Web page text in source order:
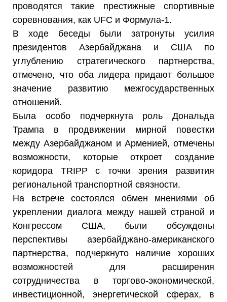
проводятся такие престижные спортивные
соревнования, как UFC и Формула-1.
В ходе беседы были затронуты усилия
президентов Азербайджана и США по
углублению стратегического партнерства,
отмечено, что оба лидера придают большое
значение развитию межгосударственных
отношений.
Была особо подчеркнута роль Дональда
Трампа в продвижении мирной повестки
между Азербайджаном и Арменией, отмечены
возможности, которые откроет создание
коридора TRIPP с точки зрения развития
региональной транспортной связности.
На встрече состоялся обмен мнениями об
укреплении диалога между нашей страной и
Конгрессом США, были обсуждены
перспективы азербайджано-американского
партнерства, подчеркнуто наличие хороших
возможностей для расширения
сотрудничества в торгово-экономической,
инвестиционной, энергетической сферах, в